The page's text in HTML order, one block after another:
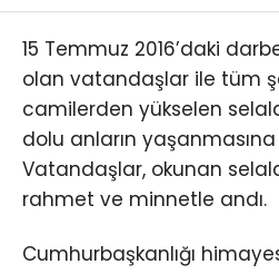
15 Temmuz 2016’daki
olan vatandaşlar ile tüm
camilerden yükselen
dolu anların
Vatandaşlar, okunan
rahmet ve minnetle andı.
Cumhurbaşkanlığı